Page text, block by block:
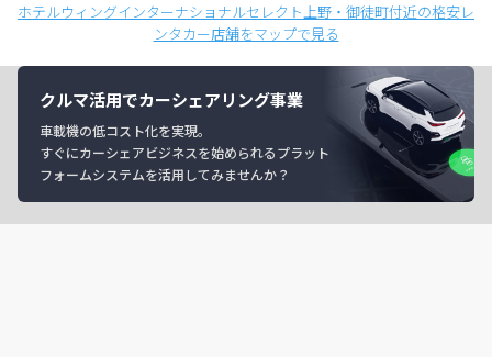
ホテルウィングインターナショナルセレクト上野・御徒町付近の格安レ
ンタカー店舗をマップで見る
クルマ活用でカーシェアリング事業
車載機の低コスト化を実現。
すぐにカーシェアビジネスを始められるプラット
フォームシステムを活用してみませんか？